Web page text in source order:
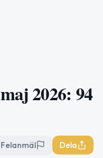
2026: 94
Felanmäl Dela